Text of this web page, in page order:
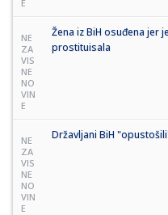
E
NE
ZA
VIS
NE
NO
VIN
E
Žena iz BiH osuđena jer
prostituisala
NE
ZA
VIS
NE
NO
VIN
E
Državljani BiH